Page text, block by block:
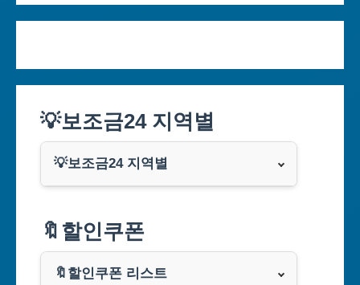
💡보조금24 지역별
💡보조금24 지역별
부산광역시
🔖할인쿠폰
🔖할인쿠폰 리스트